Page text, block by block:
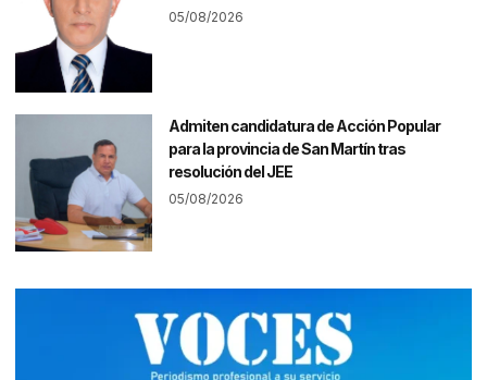
05/08/2026
Admiten candidatura de Acción Popular
para la provincia de San Martín tras
resolución del JEE
05/08/2026